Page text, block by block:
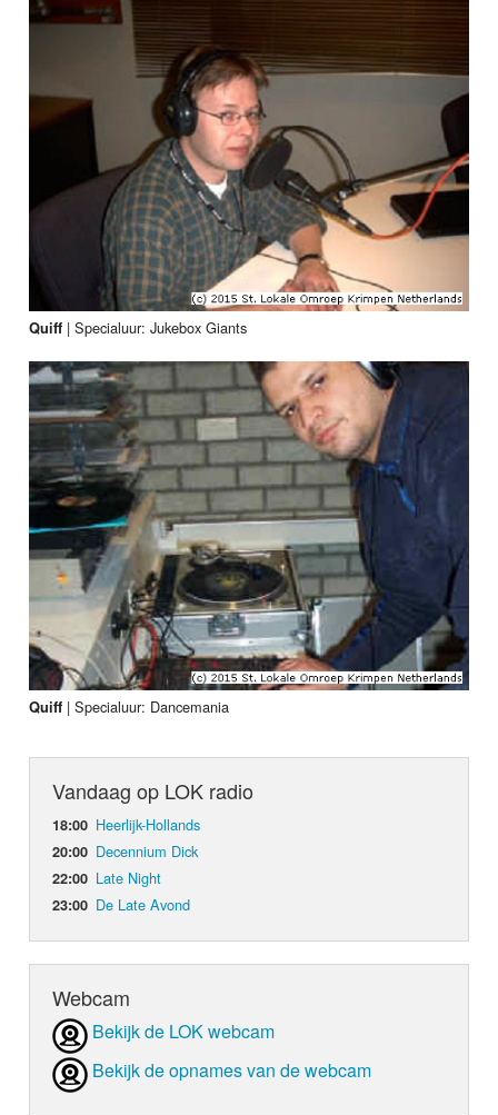
Quiff |Specialuur: Jukebox Giants
Quiff |Specialuur: Dancemania
Vandaag op LOK radio
18:00 Heerlijk-Hollands
20:00 Decennium Dick
22:00 Late Night
23:00 De Late Avond
Webcam
Bekijk de LOK webcam
Bekijk de opnames van de webcam